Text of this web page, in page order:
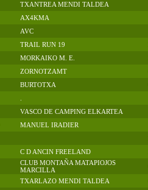
TXANTREA MENDI TALDEA
AX4KMA
AVC
TRAIL RUN 19
MORKAIKO M. E.
ZORNOTZAMT
BURTOTXA
VASCO DE CAMPING ELKARTEA
MANUEL IRADIER
C D ANCIN FREELAND
CLUB MONTAÑA MATAPIOJOS
MARCILLA
TXARLAZO MENDI TALDEA